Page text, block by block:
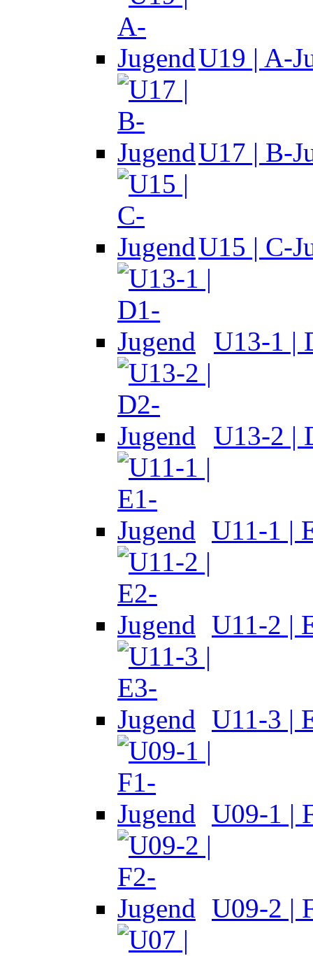
U19 | A-
U17 | B-
U15 | C-
U13-1 |
U13-2 |
U11-1 |
U11-2 |
U11-3 |
U09-1 |
U09-2 |